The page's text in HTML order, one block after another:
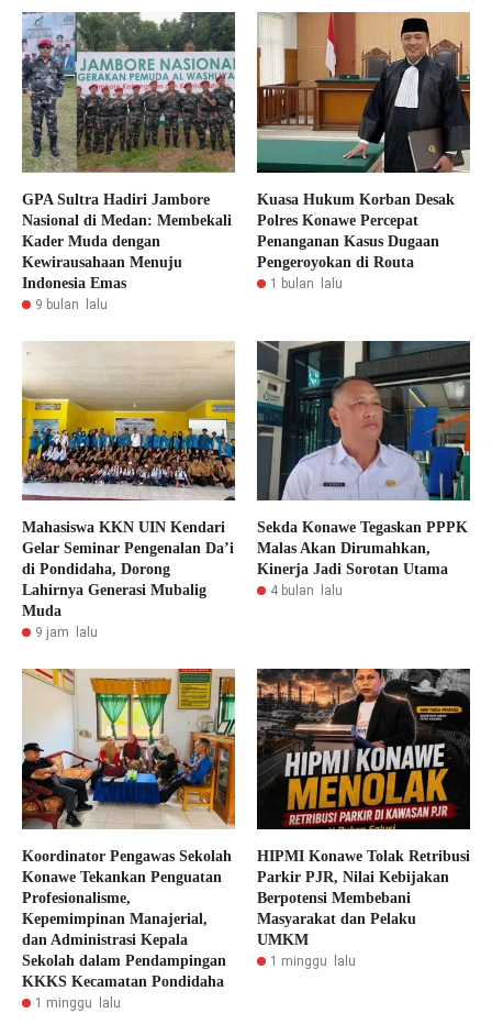
GPA Sultra Hadiri Jambore
Nasional di Medan: Membekali
Kader Muda dengan
Kewirausahaan Menuju
Indonesia Emas
9 bulan lalu
Kuasa Hukum Korban Desak
Polres Konawe Percepat
Penanganan Kasus Dugaan
Pengeroyokan di Routa
1 bulan lalu
Mahasiswa KKN UIN Kendari
Gelar Seminar Pengenalan Da’i
di Pondidaha, Dorong
Lahirnya Generasi Mubalig
Muda
9 jam lalu
Sekda Konawe Tegaskan PPPK
Malas Akan Dirumahkan,
Kinerja Jadi Sorotan Utama
4 bulan lalu
Koordinator Pengawas Sekolah
Konawe Tekankan Penguatan
Profesionalisme,
Kepemimpinan Manajerial,
dan Administrasi Kepala
Sekolah dalam Pendampingan
KKKS Kecamatan Pondidaha
1 minggu lalu
HIPMI Konawe Tolak Retribusi
Parkir PJR, Nilai Kebijakan
Berpotensi Membebani
Masyarakat dan Pelaku
UMKM
1 minggu lalu